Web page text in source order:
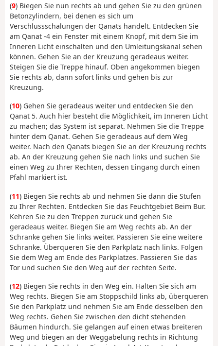
(9) Biegen Sie nun rechts ab und gehen Sie zu den grünen
Betonzylindern, bei denen es sich um
Verschlussschalungen der Qanats handelt. Entdecken Sie
am Qanat -4 ein Fenster mit einem Knopf, mit dem Sie im
Inneren Licht einschalten und den Umleitungskanal sehen
können. Gehen Sie an der Kreuzung geradeaus weiter.
Steigen Sie die Treppe hinauf. Oben angekommen biegen
Sie rechts ab, dann sofort links und gehen bis zur
Kreuzung.
(10) Gehen Sie geradeaus weiter und entdecken Sie den
Qanat 5. Auch hier besteht die Möglichkeit, im Inneren Licht
zu machen; das System ist separat. Nehmen Sie die Treppe
hinter dem Qanat. Gehen Sie geradeaus auf dem Weg
weiter. Nach den Qanats biegen Sie an der Kreuzung rechts
ab. An der Kreuzung gehen Sie nach links und suchen Sie
einen Weg zu Ihrer Rechten, dessen Eingang durch einen
Pfahl markiert ist.
(11) Biegen Sie rechts ab und nehmen Sie dann die Stufen
zu Ihrer Rechten. Entdecken Sie das Feuchtgebiet Beim Bur.
Kehren Sie zu den Treppen zurück und gehen Sie
geradeaus weiter. Biegen Sie am Weg rechts ab. An der
Schranke gehen Sie links weiter. Passieren Sie eine weitere
Schranke. Überqueren Sie den Parkplatz nach links. Folgen
Sie dem Weg am Ende des Parkplatzes. Passieren Sie das
Tor und suchen Sie den Weg auf der rechten Seite.
(12) Biegen Sie rechts in den Weg ein. Halten Sie sich am
Weg rechts. Biegen Sie am Stoppschild links ab, überqueren
Sie den Parkplatz und nehmen Sie am Ende desselben den
Weg rechts. Gehen Sie zwischen den dicht stehenden
Bäumen hindurch. Sie gelangen auf einen etwas breiteren
Weg und biegen an der Weggabelung rechts in Richtung